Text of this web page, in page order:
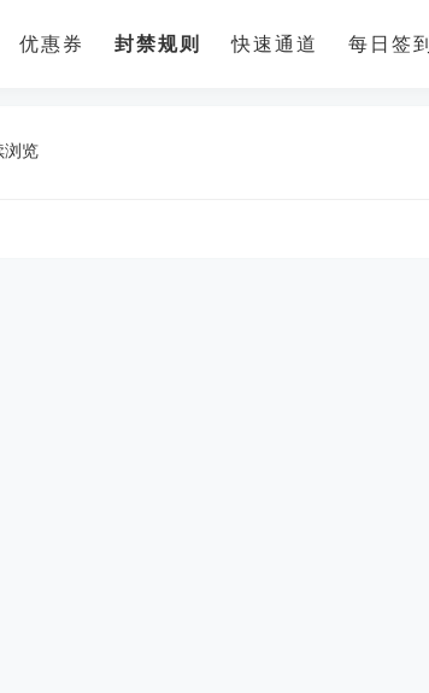
优惠券 封禁规则 快速通道 每日签到
浏览